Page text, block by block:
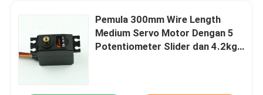
Pemula 300mm Wire Length
Medium Servo Motor Dengan 5
Potentiometer Slider dan 4.2kg